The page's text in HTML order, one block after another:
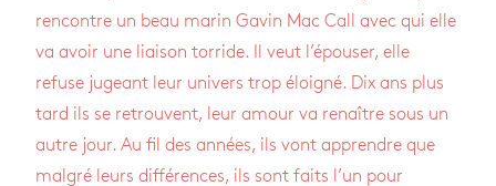
rencontre un beau marin Gavin Mac Call avec qui elle
va avoir une liaison torride. Il veut l’épouser, elle
refuse jugeant leur univers trop éloigné. Dix ans plus
tard ils se retrouvent, leur amour va renaître sous un
autre jour. Au fil des années, ils vont apprendre que
malgré leurs différences, ils sont faits l’un pour